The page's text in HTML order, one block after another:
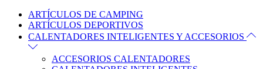
ARTÍCULOS DE CAMPING
ARTÍCULOS DEPORTIVOS
CALENTADORES INTELIGENTES Y ACCESORIOS
ACCESORIOS CALENTADORES